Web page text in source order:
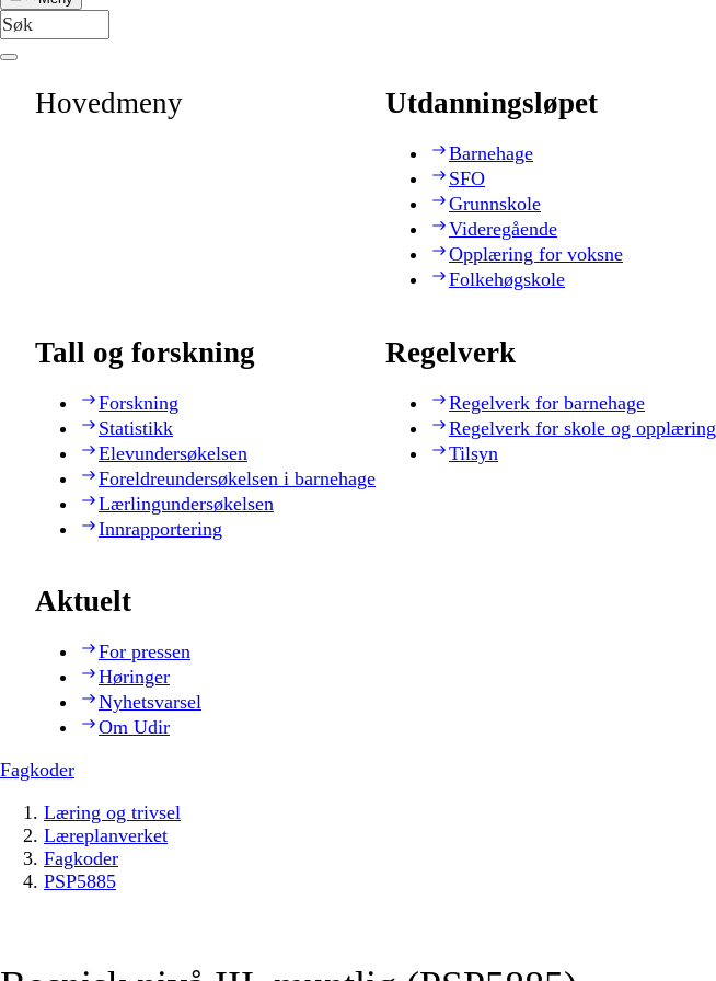
Hovedmeny Utdanningsløpet
Barnehage
SFO
Grunnskole
Videregående
Opplæring for voksne
Folkehøgskole
Tall og forskning
Forskning
Statistikk
Elevundersøkelsen
Foreldreundersøkelsen i barnehage
Lærlingundersøkelsen
Innrapportering
Regelverk
Regelverk for barnehage
Regelverk for skole og opplæring
Tilsyn
Aktuelt
For pressen
Høringer
Nyhetsvarsel
Om Udir
Fagkoder
Læring og trivsel
Læreplanverket
Fagkoder
PSP5885